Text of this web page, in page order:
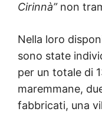
Cirinnà”non
Nella loro
sono state
per un totale di
maremmane,
fabbricati, una